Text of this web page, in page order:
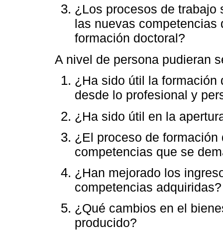
¿Los procesos de trabajo
las nuevas competencias
formación doctoral?
A nivel de persona pudieran
¿Ha sido útil la formación
desde lo profesional y
¿Ha sido útil en la
¿El proceso de
competencias que se
¿Han mejorado los
competencias adquiridas?
¿Qué cambios en el
producido?